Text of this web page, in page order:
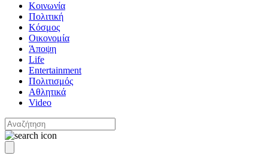
Κοινωνία
Πολιτική
Κόσμος
Οικονομία
Άποψη
Life
Entertainment
Πολιτισμός
Αθλητικά
Video